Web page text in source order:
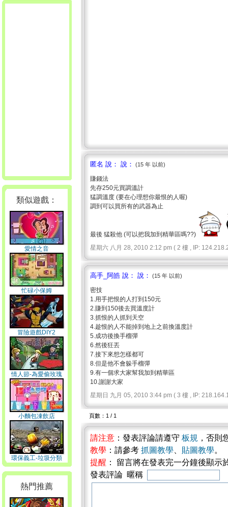
類似遊戲：
愛情之音
忙碌小保姆
冒險遊戲DIY2
情人節-為愛偷玫瑰
小麵包凍飲店
環保義工-垃圾分類
熱門推薦
匿名 說： 說： (15 年 以前)
賺錢法
先存250元買調溫計
猛調溫度 (要在心理想你最恨的人喔)
調到可以買所有的武器為止
最後 猛殺他 (可以把我加到精華區嗎??)
星期六 八月 28, 2010 2:12 pm ( 2 樓 , IP:
高手_阿皓 說： 說： (15 年 以前)
密技
1.用手把恨的人打到150元
2.賺到150後去買溫度計
3.抓恨的人抓到天空
4.趁恨的人不能掉到地上之前換溫度計
5.成功後換手榴彈
6.然後狂丟
7.接下來想怎樣都可
8.但是他不會躲手榴彈
9.有一個求大家幫我加到精華區
10.謝謝大家
星期日 九月 05, 2010 3:44 pm ( 3 樓 , IP:
頁數：1 / 1
請注意 ：發表評論請遵守 板規 ，否則
教學 ：請參考 抓圖教學 貼圖教學。
提醒 ： 留言將在發表完一分鐘後顯
發表評論 暱稱